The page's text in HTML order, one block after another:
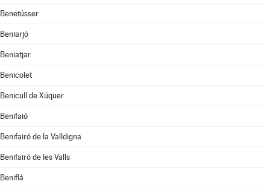
Benetússer
Beniarjó
Beniatjar
Benicolet
Benicull de Xúquer
Benifaió
Benifairó de la Valldigna
Benifairó de les Valls
Beniflá